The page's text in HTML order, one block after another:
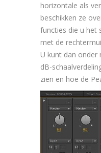
horizontale als
beschikken ze
functies die u het
met de
U kunt dan onder
dB-
zien en hoe de